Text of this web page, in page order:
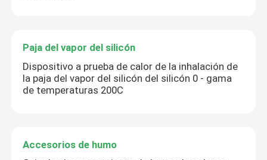
Paja del vapor del silicón
Dispositivo a prueba de calor de la inhalación de
la paja del vapor del silicón del silicón 0 - gama
de temperaturas 200C
Accesorios de humo